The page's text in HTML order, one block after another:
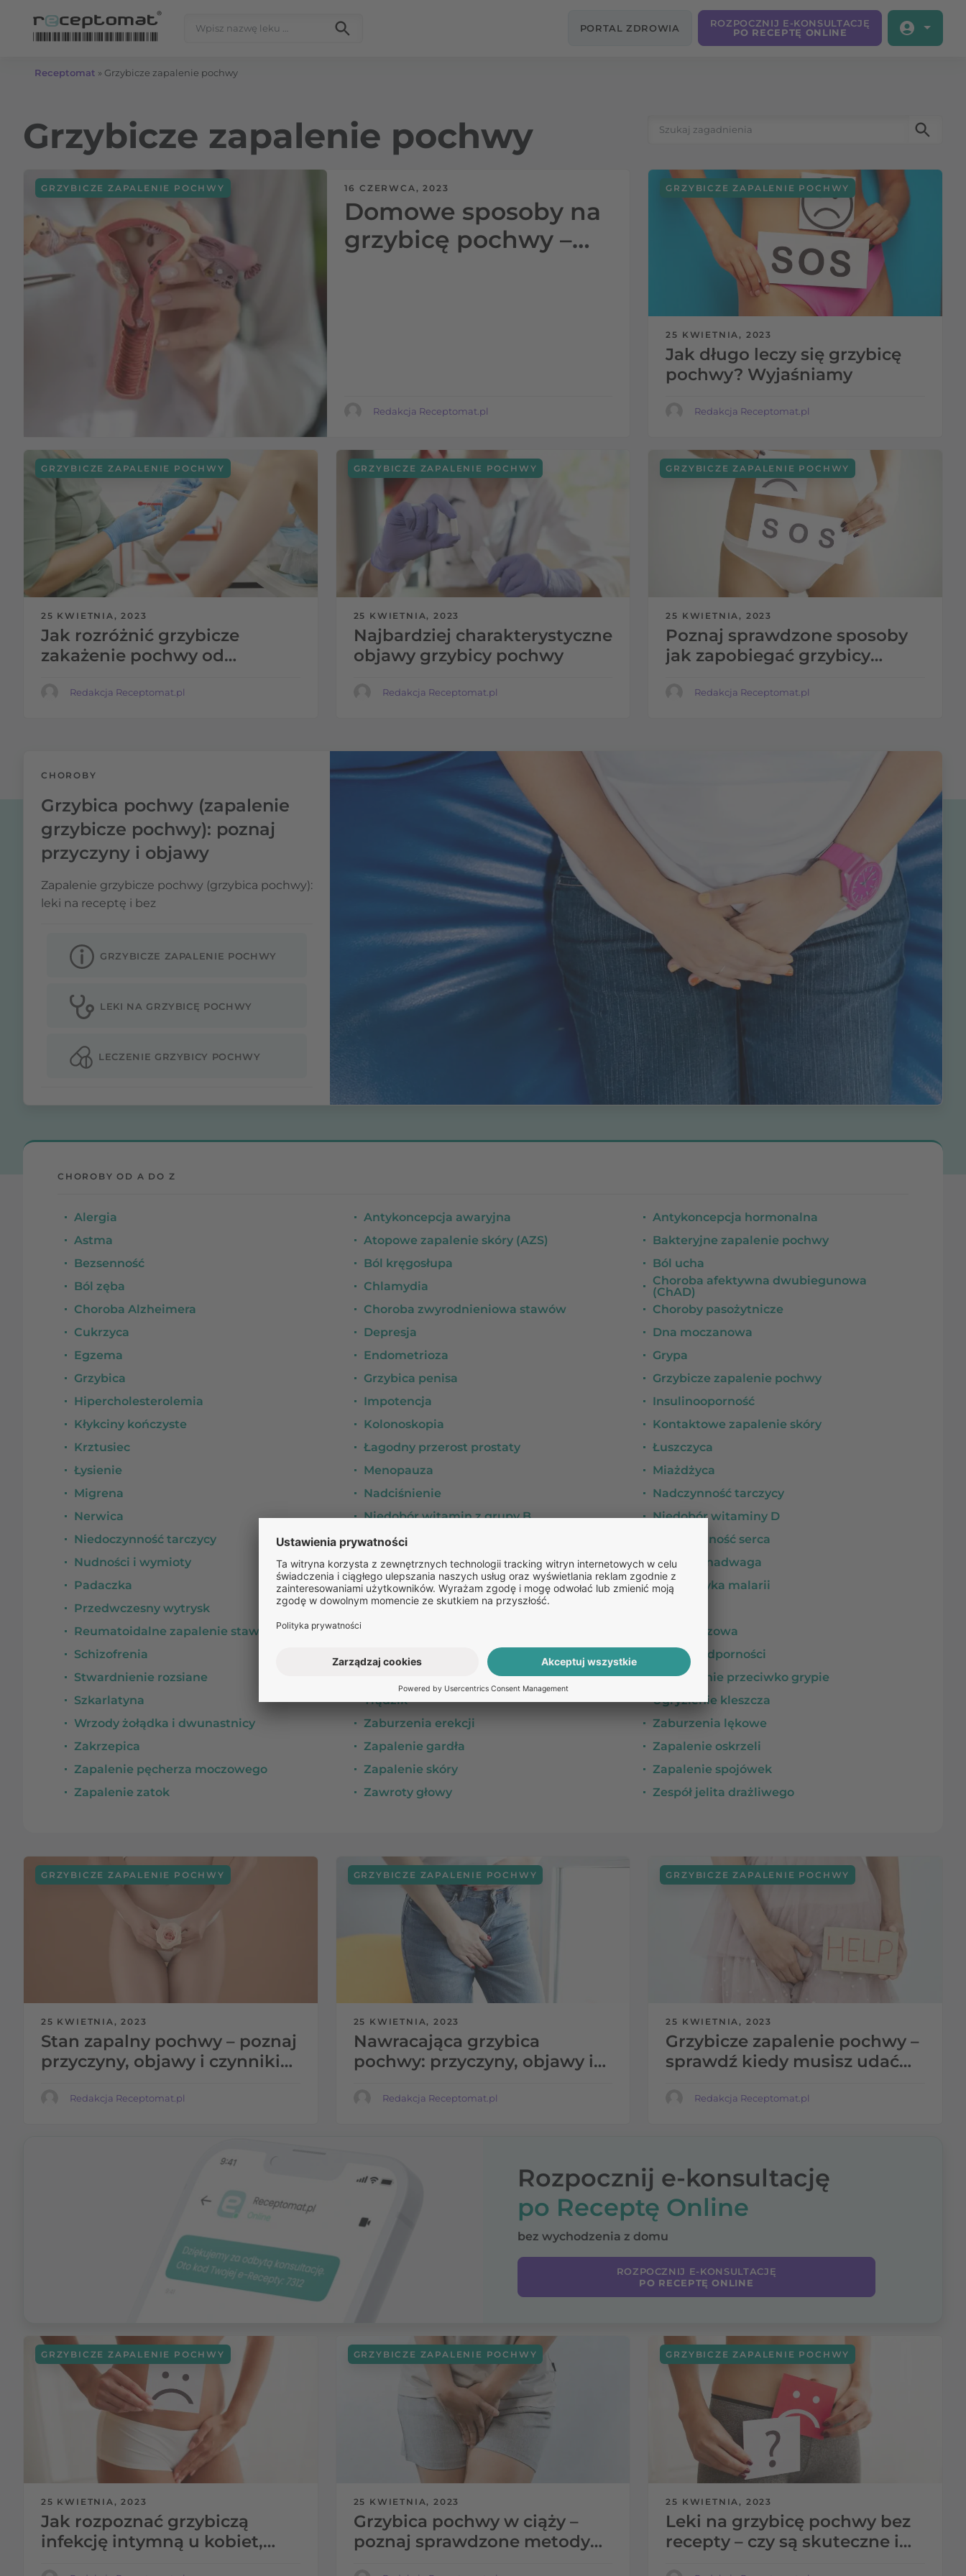
PORTAL ZDROWIA
ROZPOCZNIJ E-KONSULTACJĘ
PO RECEPTĘ ONLINE
Receptomat » Grzybicze zapalenie pochwy
Grzybicze zapalenie pochwy Szukaj:
16 CZERWCA, 2023
Domowe sposoby na
grzybicę pochwy –
GRZYBICZE ZAPALENIE POCHWY
Redakcja Receptomat.pl
25 KWIETNIA, 2023
Jak długo leczy się grzybicę
pochwy? Wyjaśniamy
GRZYBICZE ZAPALENIE POCHWY
Redakcja Receptomat.pl
25 KWIETNIA, 2023
Jak rozróżnić grzybicze
zakażenie pochwy od
GRZYBICZE ZAPALENIE POCHWY
Redakcja Receptomat.pl
25 KWIETNIA, 2023
Najbardziej charakterystyczne
objawy grzybicy pochwy
GRZYBICZE ZAPALENIE POCHWY
Redakcja Receptomat.pl
25 KWIETNIA, 2023
Poznaj sprawdzone sposoby
jak zapobiegać grzybicy
GRZYBICZE ZAPALENIE POCHWY
Redakcja Receptomat.pl
CHOROBY
Grzybica pochwy (zapalenie
grzybicze pochwy): poznaj
przyczyny i objawy
Zapalenie grzybicze pochwy (grzybica pochwy):
leki na receptę i bez
GRZYBICZE ZAPALENIE POCHWY
LEKI NA GRZYBICĘ POCHWY
LECZENIE GRZYBICY POCHWY
CHOROBY OD A DO Z
Alergia Antykoncepcja awaryjna
Antykoncepcja hormonalna
Astma
Atopowe zapalenie skóry (AZS)
Bakteryjne zapalenie pochwy
Bezsenność
Ból kręgosłupa
Ból ucha
Ból zęba
Chlamydia
Choroba afektywna dwubiegunowa
(ChAD)
Choroba Alzheimera
Choroba zwyrodnieniowa stawów
Choroby pasożytnicze
Cukrzyca
Depresja
Dna moczanowa
Egzema
Endometrioza
Grypa
Grzybica
Grzybica penisa
Grzybicze zapalenie pochwy
Hipercholesterolemia
Impotencja
Insulinooporność
Kłykciny kończyste
Kolonoskopia
Kontaktowe zapalenie skóry
Krztusiec
Łagodny przerost prostaty
Łuszczyca
Łysienie
Menopauza
Miażdżyca
Migrena
Nadciśnienie
Nadczynność tarczycy
Nerwica
Niedobór witamin z grupy B
Niedobór witaminy D
Niedoczynność tarczycy
Nietrzymanie moczu
Niewydolność serca
Nudności i wymioty
Opryszczka ust i miejsc intymnych
Otyłość i nadwaga
Padaczka
PCOS (PMOS)
Profilaktyka malarii
Przedwczesny wytrysk
Przewlekła obturacyjna choroba płuc
Reumatoidalne zapalenie stawów (RZS)
Rwa kulszowa
Schizofrenia
Spadek odporności
Stwardnienie rozsiane
Szczepienie przeciwko grypie
Szkarlatyna
Trądzik
Ugryzienie kleszcza
Wrzody żołądka i dwunastnicy
Zaburzenia erekcji
Zaburzenia lękowe
Zakrzepica
Zapalenie gardła
Zapalenie oskrzeli
Zapalenie pęcherza moczowego
Zapalenie skóry
Zapalenie spojówek
Zapalenie zatok
Zawroty głowy Zespół jelita drażliwego
25 KWIETNIA, 2023
Stan zapalny pochwy – poznaj
przyczyny, objawy i czynniki
występowaniu
GRZYBICZE ZAPALENIE POCHWY
Redakcja Receptomat.pl
25 KWIETNIA, 2023
Nawracająca grzybica
pochwy: przyczyny, objawy i
jej unikać
GRZYBICZE ZAPALENIE POCHWY
Redakcja Receptomat.pl
25 KWIETNIA, 2023
Grzybicze zapalenie pochwy –
sprawdź kiedy musisz udać
GRZYBICZE ZAPALENIE POCHWY
Redakcja Receptomat.pl
Rozpocznij e-konsultację
po Receptę Online
bez wychodzenia z domu
ROZPOCZNIJ E-KONSULTACJĘ
PO RECEPTĘ ONLINE
25 KWIETNIA, 2023
Jak rozpoznać grzybiczą
infekcję intymną u kobiet,
GRZYBICZE ZAPALENIE POCHWY
25 KWIETNIA, 2023
Grzybica pochwy w ciąży –
poznaj sprawdzone metody
GRZYBICZE ZAPALENIE POCHWY
25 KWIETNIA, 2023
Leki na grzybicę pochwy bez
recepty – czy są skuteczne i
GRZYBICZE ZAPALENIE POCHWY